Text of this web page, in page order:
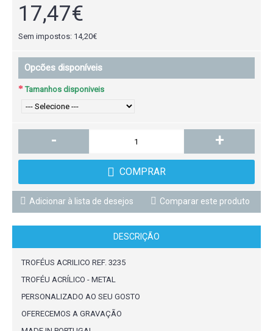
17,47€
Sem impostos: 14,20€
Opcões disponíveis
Tamanhos disponiveis
- +
COMPRAR
Adicionar à lista de desejos Comparar este produto
DESCRIÇÃO
TROFÉUS ACRILICO REF. 3235
TROFÉU ACRÍLICO - METAL
PERSONALIZADO AO SEU GOSTO
OFERECEMOS A GRAVAÇÃO